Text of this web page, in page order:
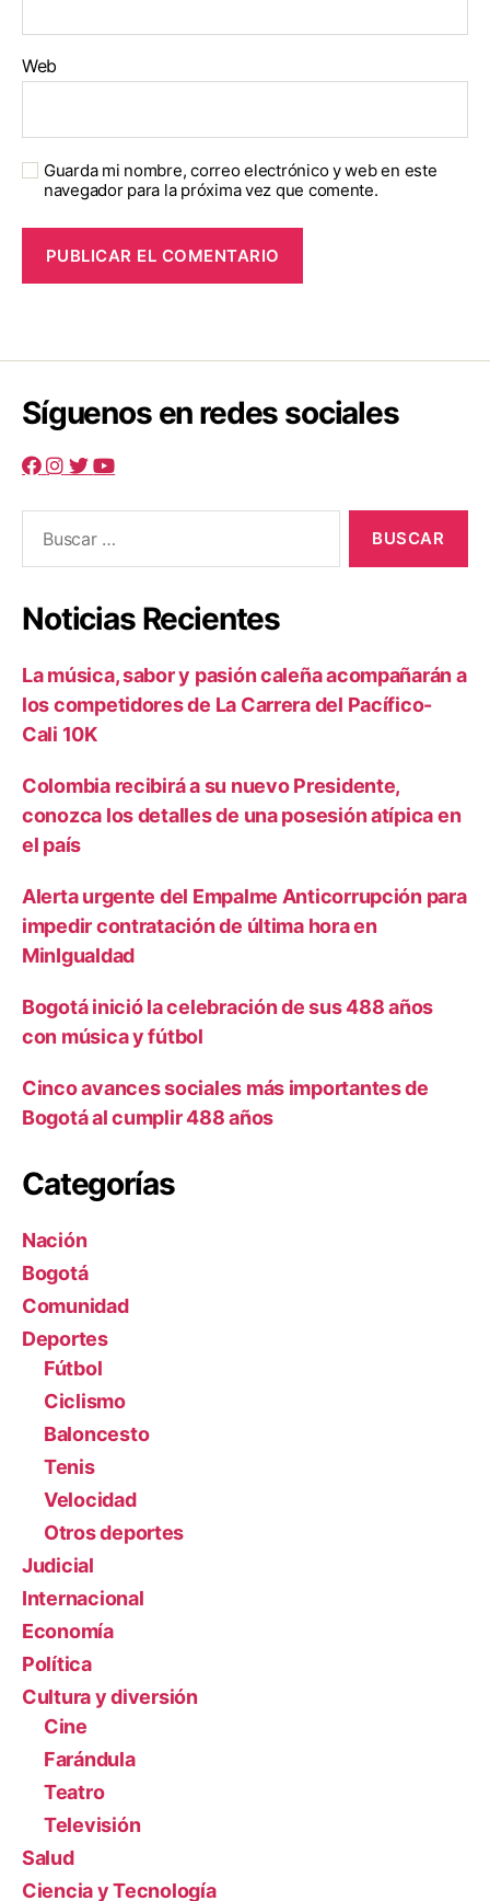
Web
Guarda mi nombre, correo electrónico y web en este
navegador para la próxima vez que comente.
Síguenos en redes sociales
Noticias Recientes
La música, sabor y pasión caleña acompañarán a
los competidores de La Carrera del Pacífico-
Cali 10K
Colombia recibirá a su nuevo Presidente,
conozca los detalles de una posesión atípica en
el país
Alerta urgente del Empalme Anticorrupción para
impedir contratación de última hora en
MinIgualdad
Bogotá inició la celebración de sus 488 años
con música y fútbol
Cinco avances sociales más importantes de
Bogotá al cumplir 488 años
Categorías
Nación
Bogotá
Comunidad
Deportes
Fútbol
Ciclismo
Baloncesto
Tenis
Velocidad
Otros deportes
Judicial
Internacional
Economía
Política
Cultura y diversión
Cine
Farándula
Teatro
Televisión
Salud
Ciencia y Tecnología